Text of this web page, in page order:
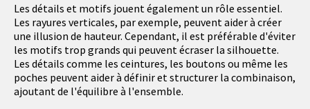
Les détails et motifs jouent également un rôle essentiel.
Les rayures verticales, par exemple, peuvent aider à créer
une illusion de hauteur. Cependant, il est préférable d'éviter
les motifs trop grands qui peuvent écraser la silhouette.
Les détails comme les ceintures, les boutons ou même les
poches peuvent aider à définir et structurer la combinaison,
ajoutant de l'équilibre à l'ensemble.